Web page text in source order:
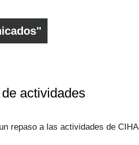
actividades
repaso a las actividades de